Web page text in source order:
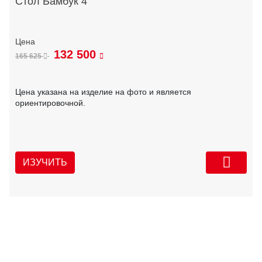
165 625 132 500
Цена указана на изделие на фото и является
ориентировочной.
ИЗУЧИТЬ